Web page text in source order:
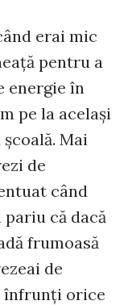
erai mic
pentru a
energie în
pe la acelaşi
Mai
de
când
pariu că dacă
frumoasă
de
înfrunţi orice